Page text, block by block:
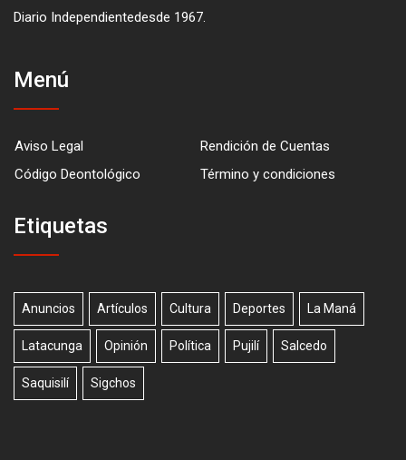
Diario Independientedesde 1967.
Menú
Aviso Legal
Rendición de Cuentas
Código Deontológico
Término y condiciones
Etiquetas
Anuncios Artículos Cultura Deportes La Maná
Latacunga Opinión Política Pujilí Salcedo
Saquisilí Sigchos